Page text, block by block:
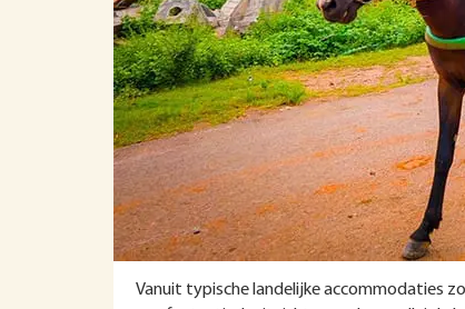
Vanuit typische landelijke accommodaties